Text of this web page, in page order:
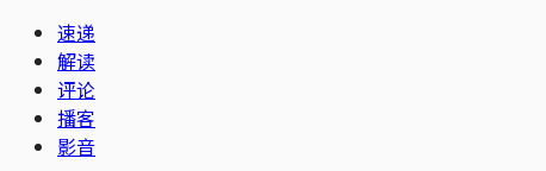
速递
解读
评论
播客
影音